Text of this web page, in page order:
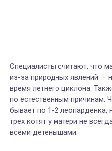
Специалисты считают, что
из-за природных явлений —
время летнего циклона.
по естественным причинам.
бывает по 1-2 леопарденка,
трех котят у матери не
всеми детенышами.